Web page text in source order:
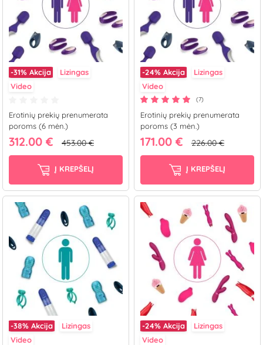
-31% Akcija
Lizingas
Video
Erotinių prekių prenumerata
poroms (6 mėn.)
312.00 € 453.00 €
Į KREPŠELĮ
-24% Akcija
Lizingas
Video
(7)
Erotinių prekių prenumerata
poroms (3 mėn.)
171.00 € 226.00 €
Į KREPŠELĮ
-38% Akcija
Lizingas
Video
-24% Akcija
Lizingas
Video